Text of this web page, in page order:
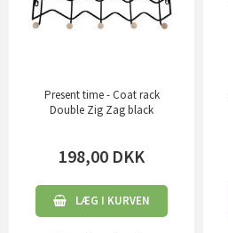
Present time - Coat rack
Double Zig Zag black
198,00 DKK
LÆG I KURVEN